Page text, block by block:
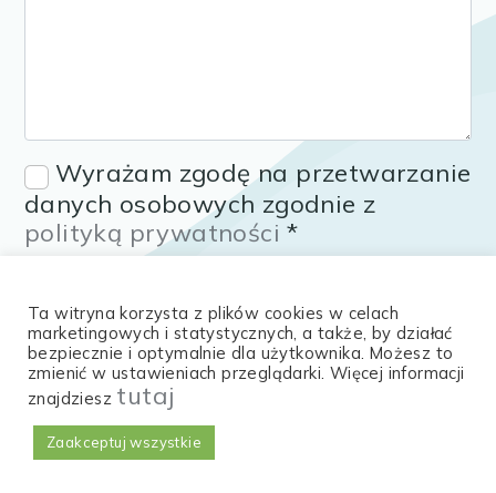
Wyrażam zgodę na przetwarzanie
danych osobowych zgodnie z
polityką prywatności *
Oferujmy wyszukiwanie wywozu
szamba na terenie całej Polski:
Ta witryna korzysta z plików cookies w celach
marketingowych i statystycznych, a także, by działać
bezpiecznie i optymalnie dla użytkownika. Możesz to
zmienić w ustawieniach przeglądarki. Więcej informacji
znajdziesz tutaj
Zaakceptuj wszystkie
Jak oceniasz naszą stronę?
Wybierz
opcję
od
1
do
gdzie
Kiepsko
Pominąć